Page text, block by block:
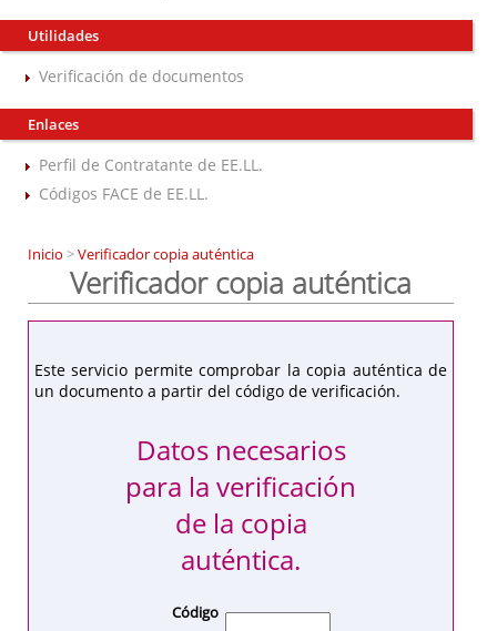
Utilidades
Verificación de documentos
Enlaces
Perfil de Contratante de EE.LL.
Códigos FACE de EE.LL.
Inicio >Verificador copia auténtica
Verificador copia auténtica
Este servicio permite comprobar la copia auténtica de
un documento a partir del código de verificación.
Datos necesarios
para la verificación
de la copia
auténtica.
Código